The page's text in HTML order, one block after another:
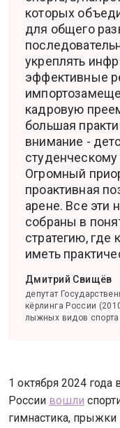
которых
для общего
укреплять
эффективные
кадровую
большая
внимание -
Огромный
проактивная
арене. Все эти
собраны в
стратегию,
иметь
Дмитрий Свищёв
депутат
кёрлинга России
лыжных видов
1 октября 2024
России вошли
гимнастика, прыжки